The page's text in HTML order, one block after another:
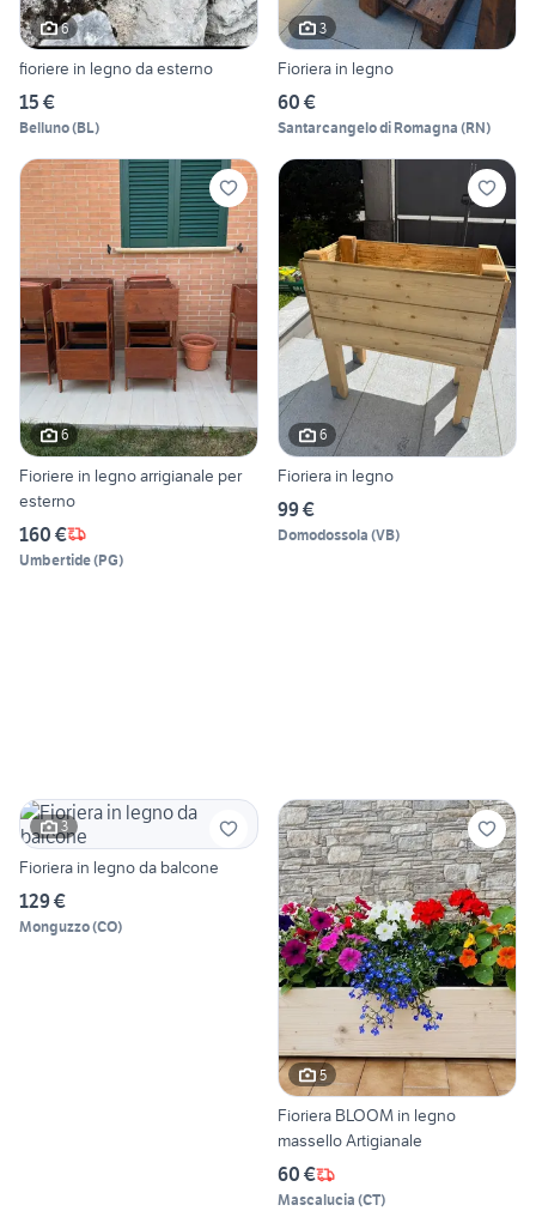
6
fioriere in legno da esterno
15 €
Belluno(BL)
3
Fioriera in legno
60 €
Santarcangelo di Romagna (RN)
6
Fioriere in legno arrigianale per
esterno
160 €
Umbertide(PG)
6
Fioriera in legno
99 €
Domodossola (VB)
3
Fioriera in legno da balcone
129 €
Monguzzo(CO)
5
Fioriera BLOOM in legno
massello Artigianale
60 €
Mascalucia (CT)